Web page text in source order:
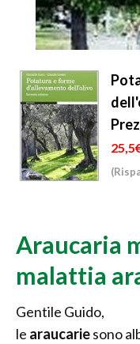
Araucaria
malattia
Gentile Guido,
le araucariesono